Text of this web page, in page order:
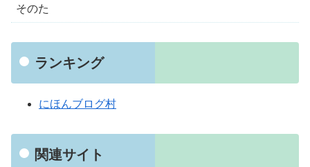
そのた
ランキング
にほんブログ村
関連サイト